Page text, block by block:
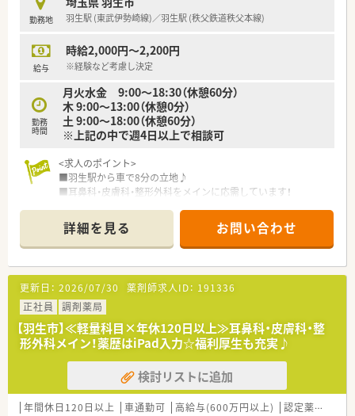
連続休暇を1～3回に分けて取得し、年間休日120～125日（長
期休日20日間含む）あるので、ライフワークバランスが充実して
勤務地 羽生駅 (東武伊勢崎線)／羽生駅 (秩父鉄道秩父本線)
給与
時給2,000円～2,200円
※経験など考慮し決定
勤務
時間
月火水金 9:00～18:30（休憩60分）
木 9:00～13:00（休憩0分）
土 9:00～18:00（休憩60分）
※上記の中で週4日以上で相談可
<求人のポイント>
■羽生駅から車で8分の立地♪
■耳鼻科・皮膚科・整形外科をメインに応需しています！
■薬歴はiPadを1人1台付与！空いた時間にご自身のペースで薬歴
入職を進めることができます♪
<こんな会社です>
■埼玉県内で20店舗以上の調剤薬局を展開しており、患者様の
かかりつけ薬局となるように社員一同日々研鑽を重ねていま
す。
■クリニックや医院の門前に出店している割合が、地域の皆様と
の触れ合いを大切にしながらお仕事できます。
■4つの心を大切にする会社でありたいと考えます。
「患者様を大切にする心」「地域社会との関係を大切にする心」
「病院や取引先との関係を大切にする心」「社員とその家族を大
切にする心」
■健康診断・保養所・福利厚生倶楽部など、福利厚生が充実。安心
詳細を見る お問い合わせ
更新日： 2026/07/30 薬剤師求人ID： 191336
正社員
調剤薬局
【羽生市】≪軽量科目×年休120日以上≫耳鼻科・皮膚科・整
形外科メイン！薬歴はiPad入力☆福利厚生も充実♪
検討リストに追加
年間休日120日以上 車通勤可 高給与(600万円以上) 認定薬剤師取得支援あり